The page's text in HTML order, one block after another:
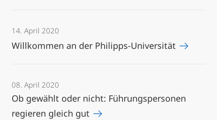
14. April 2020
Willkommen an der Philipps-Universität
08. April 2020
Ob gewählt oder nicht: Führungspersonen
regieren gleich gut